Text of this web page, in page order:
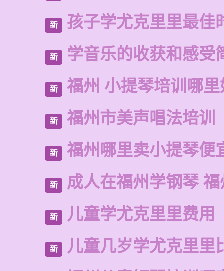
新 孩子学尤克里里最佳
新 学音乐的收获和感受
新 福州 小提琴培训哪
新 福州市美声唱法培训
新 福州哪里卖小提琴便
新 成人在福州学钢琴
新 儿童学尤克里里费用
新 儿童几岁学尤克里里